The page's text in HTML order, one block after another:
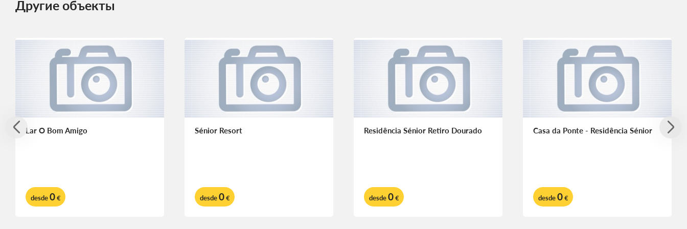
Другие объекты
Lar O Bom Amigo
desde0€
Sénior Resort
desde0€
Residência Sénior Retiro Dourado
desde0€
Casa da Ponte - Residência Sénior
desde0€